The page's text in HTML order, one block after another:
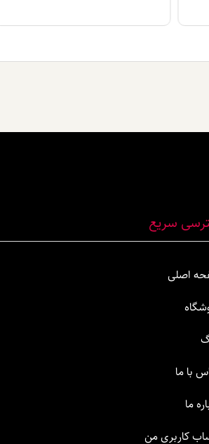
سریع
اصلی
با ما
ما
کاربری من